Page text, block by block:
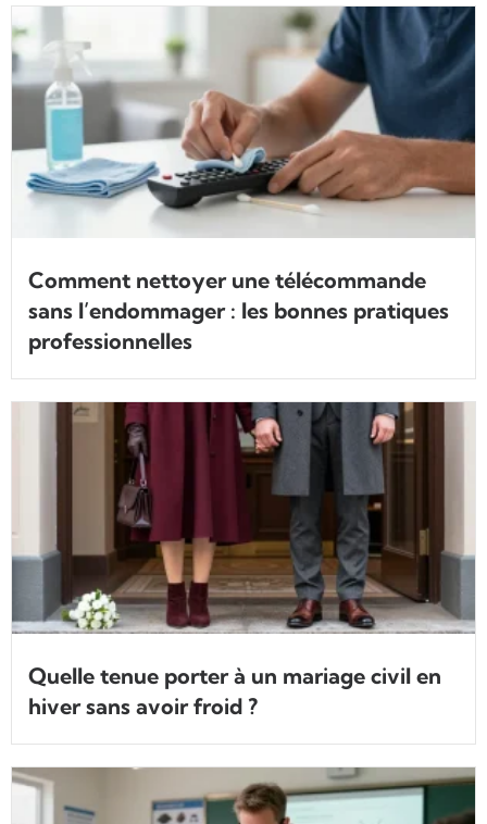
Comment nettoyer une télécommande
sans l’endommager : les bonnes pratiques
professionnelles
Quelle tenue porter à un mariage civil en
hiver sans avoir froid ?